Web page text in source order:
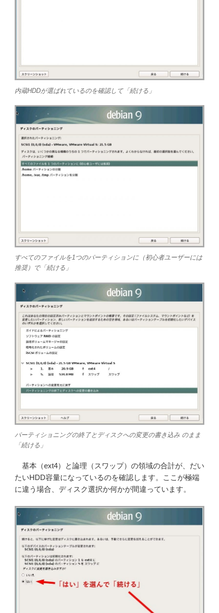
内蔵HDDが選ばれているのを確認して「続ける」
すべてのファイルを1つのパーティションに（初心者ユーザーには
推奨）で「続ける」
パーティショニングの終了とディスクへの変更の書き込み のまま
「続ける」
基本（ext4）と論理（スワップ）の領域の合計が、だい
たいHDD容量になっているのを確認します。ここが極端
に違う場合、ディスク選択か何かが間違っています。